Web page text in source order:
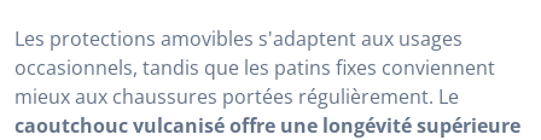
Les protections amovibles s'adaptent aux usages
occasionnels, tandis que les patins fixes conviennent
mieux aux chaussures portées régulièrement. Le
caoutchouc vulcanisé offre une longévité supérieure